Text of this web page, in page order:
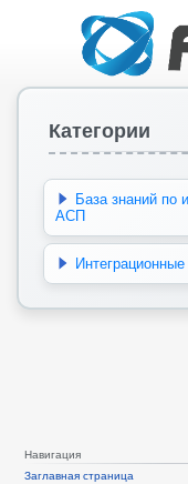
Категории
База знаний по
АСП
Навигация
Заглавная страница